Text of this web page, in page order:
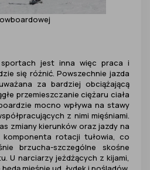
jest inna więc praca i
się różnić. Powszechnie jazda
za bardziej obciążającą
przemieszczanie ciężaru ciała
mocno wpływa na stawy
z nimi mięśniami.
zmiany kierunków oraz jazdy na
rotacji tułowia, co
brzucha-szczególne skośne
U narciarzy jeżdżących z kijami,